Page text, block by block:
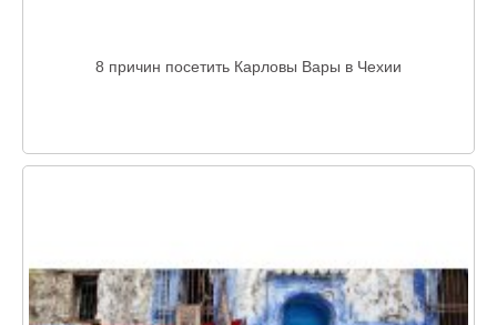
8 причин посетить Карловы Вары в Чехии